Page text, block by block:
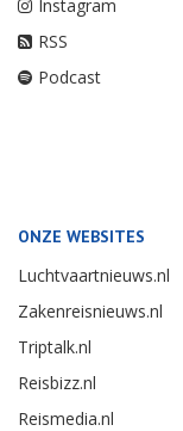
Instagram
RSS
Podcast
ONZE WEBSITES
Luchtvaartnieuws.nl
Zakenreisnieuws.nl
Triptalk.nl
Reisbizz.nl
Reismedia.nl